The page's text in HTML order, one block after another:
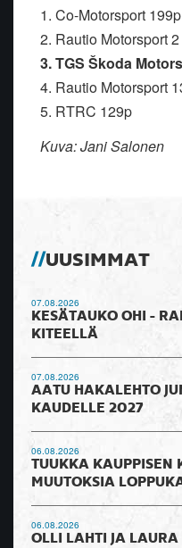
1. Co-Motorsport 199p
2. Rautio Motorsport
3. TGS Škoda
4. Rautio Motorsport
5. RTRC 129p
Kuva: Jani Salonen
UUSIMMAT
07.08.2026
KESÄTAUKO OHI -
KITEELLÄ
07.08.2026
AATU HAKALEHTO
KAUDELLE 2027
06.08.2026
TUUKKA KAUPPISEN
MUUTOKSIA
06.08.2026
OLLI LAHTI JA